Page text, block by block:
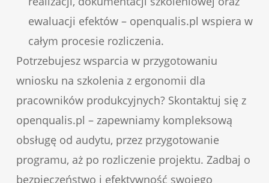
ewaluacji efektów – openqualis.pl wspiera w
całym procesie rozliczenia.
Potrzebujesz wsparcia w przygotowaniu
wniosku na szkolenia z ergonomii dla
pracowników produkcyjnych? Skontaktuj się z
openqualis.pl – zapewniamy kompleksową
obsługę od audytu, przez przygotowanie
programu, aż po rozliczenie projektu. Zadbaj o
bezpieczeństwo i efektywność swojego